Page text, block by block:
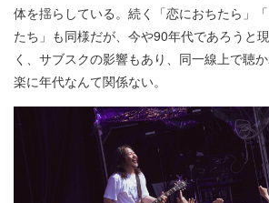
体を揺らしている。続く「恋におちたら」
たち」も同様だが、今や90年代であろうと
く、サブスクの影響もあり、同一線上で聴
楽に年代なんて関係ない。